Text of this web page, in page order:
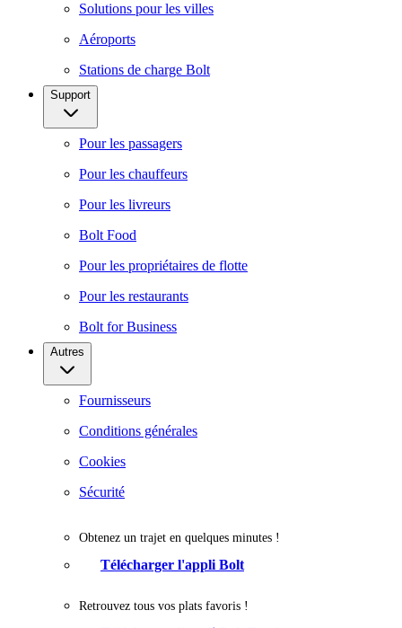
Solutions pour les villes
Aéroports
Stations de charge Bolt
Support
Pour les passagers
Pour les chauffeurs
Pour les livreurs
Bolt Food
Pour les propriétaires de flotte
Pour les restaurants
Bolt for Business
Autres
Fournisseurs
Conditions générales
Cookies
Sécurité
Obtenez un trajet en quelques minutes !
Télécharger l'appli Bolt
Retrouvez tous vos plats favoris !